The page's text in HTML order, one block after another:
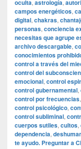
oculta, astrología,
campos energéticos,
digital, chakras,
personas, conciencia
necesitas que agrupe
archivo descargable,
conocimientos
control a través del
control del
emocional, control
control gubernamental,
control por frecuencias,
control psicológico,
control subliminal,
cuerpos sutiles, cultos,
dependencia,
te ayudo. Preguntar a